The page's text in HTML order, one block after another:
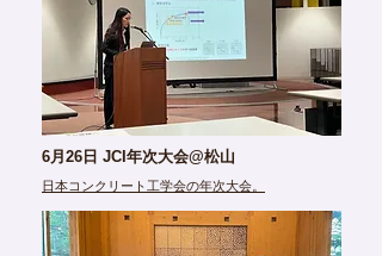
6月26日 JCI年次大会‪@松山
日本コンクリート工学会の年次大会。